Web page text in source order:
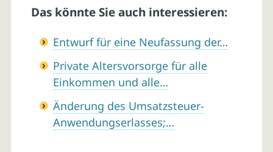
Das könnte Sie auch interessieren:
Entwurf für eine Neufassung der…
Private Altersvorsorge für alle
Einkommen und alle…
Änderung des Umsatzsteuer-
Anwendungserlasses;…